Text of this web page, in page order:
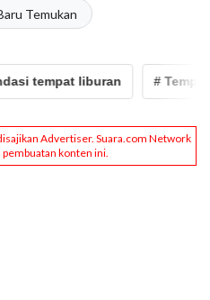
Temukan
tempat liburan # Tempat